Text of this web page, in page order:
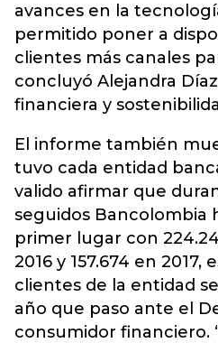
avances en la
permitido poner a
clientes más canales
concluyó Alejandra
financiera y
El informe también
tuvo cada entidad
valido afirmar que
seguidos Bancolombia
primer lugar con
2016 y 157.674 en 2017,
clientes de la entidad
año que paso ante el
consumidor financiero.